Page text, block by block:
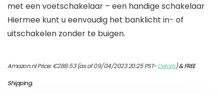
met een voetschakelaar – een handige schakelaar
Hiermee kunt u eenvoudig het banklicht in- of
uitschakelen zonder te buigen.
Amazon.nl Price:€288.53(as of 09/04/2023 20:25 PST-Details)&FREE
Shipping.